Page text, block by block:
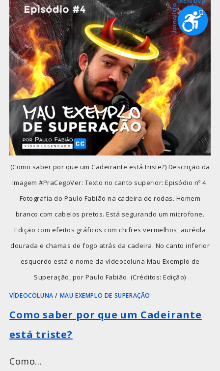
(Como saber por que um Cadeirante está triste?) Descrição da
Imagem #PraCegoVer: Texto no canto superior: Episódio nº 4.
Fotografia do Paulo Fabião na cadeira de rodas. Homem
branco com cabelos pretos. Está segurando um microfone.
Edição com efeitos gráficos com chifres vermelhos, auréola
dourada e chamas de fogo atrás da cadeira. No canto inferior
esquerdo está o nome da vídeocoluna Mau Exemplo de
Superação, por Paulo Fabião. (Créditos: Edição)
VÍDEOCOLUNA / MAU EXEMPLO DE SUPERAÇÃO
Como saber por que um Cadeirante
está triste?
Como…